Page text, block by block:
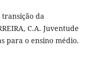
transição da
C.A. Juventude
para o ensino médio.